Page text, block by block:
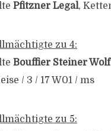
Pfitzner Legal,
zu 4:
Bouffier Steiner
/ 3 / 17 W01 / ms
zu 5: